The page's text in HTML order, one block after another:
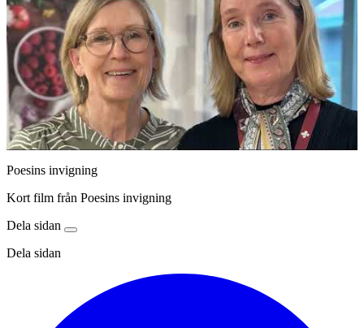
Poesins invigning
Kort film från Poesins invigning
Dela sidan
Dela sidan